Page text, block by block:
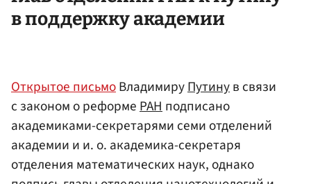
в поддержку академии
Открытое письмоВладимируПутинув связи
с законом о реформеРАНподписано
академиками-секретарями семи отделений
академии и и. о. академика-секретаря
отделения математических наук, однако